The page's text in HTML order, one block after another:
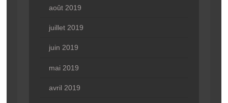
août 2019
juillet 2019
juin 2019
mai 2019
avril 2019